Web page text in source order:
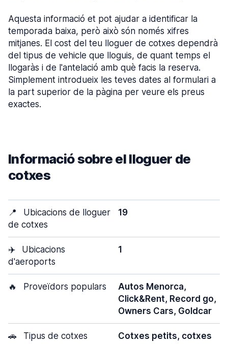
Aquesta informació et pot ajudar a identificar la
temporada baixa, però això són només xifres
mitjanes. El cost del teu lloguer de cotxes dependrà
del tipus de vehicle que lloguis, de quant temps el
llogaràs i de l'antelació amb què facis la reserva.
Simplement introdueix les teves dates al formulari a
la part superior de la pàgina per veure els preus
exactes.
Informació sobre el lloguer de
cotxes
📍
Ubicacions de lloguer
de cotxes
19
✈️
Ubicacions
d'aeroports
1
🔥 Proveïdors populars
Autos Menorca,
Click&Rent, Record go,
Owners Cars, Goldcar
🚗
Tipus de cotxes
Cotxes petits, cotxes